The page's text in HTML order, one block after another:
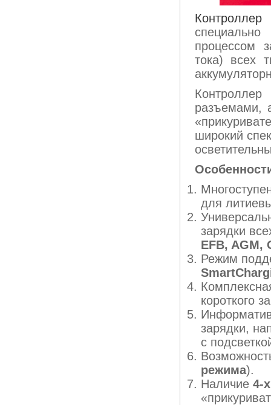
процессом
тока) всех
разъемами,
широкий
для
зарядки
EFB, AGM,
Режим
короткого
зарядки,
с
режима).
Наличие 4-